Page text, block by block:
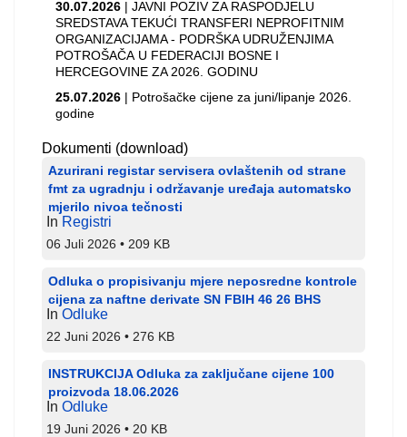
30.07.2026 | JAVNI POZIV ZA RASPODJELU
SREDSTAVA TEKUĆI TRANSFERI NEPROFITNIM
ORGANIZACIJAMA - PODRŠKA UDRUŽENJIMA
POTROŠAČA U FEDERACIJI BOSNE I
HERCEGOVINE ZA 2026. GODINU
25.07.2026 | Potrošačke cijene za juni/lipanje 2026.
godine
Dokumenti (download)
Azurirani registar servisera ovlaštenih od strane
fmt za ugradnju i održavanje uređaja automatsko
mjerilo nivoa tečnosti
In Registri
06 Juli 2026 209 KB
Odluka o propisivanju mjere neposredne kontrole
cijena za naftne derivate SN FBIH 46 26 BHS
In Odluke
22 Juni 2026 276 KB
INSTRUKCIJA Odluka za zaključane cijene 100
proizvoda 18.06.2026
In Odluke
19 Juni 2026 20 KB